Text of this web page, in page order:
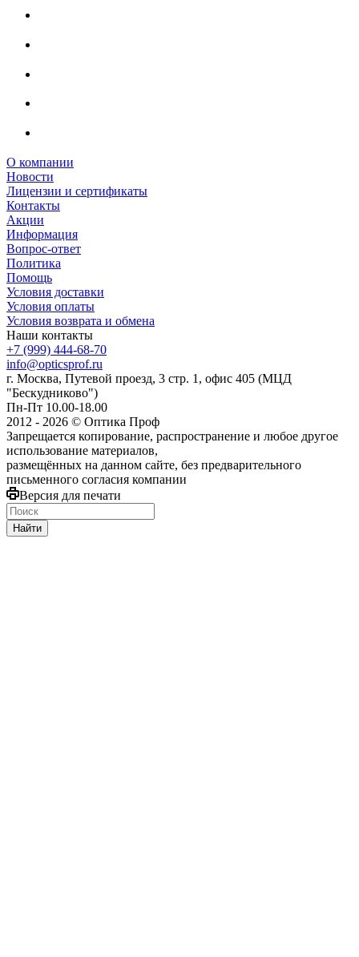
О компании
Новости
Лицензии и сертификаты
Контакты
Акции
Информация
Вопрос-ответ
Политика
Помощь
Условия доставки
Условия оплаты
Условия возврата и обмена
Наши контакты
+7 (999) 444-68-70
info@opticsprof.ru
г. Москва, Путевой проезд, 3 стр. 1, офис 405 (МЦД
"Бескудниково")
Пн-Пт 10.00-18.00
2012 - 2026 © Оптика Проф
Запрещается копирование, распространение и любое другое
использование материалов,
размещённых на данном сайте, без предварительного
письменного согласия компании
Версия для печати
Найти